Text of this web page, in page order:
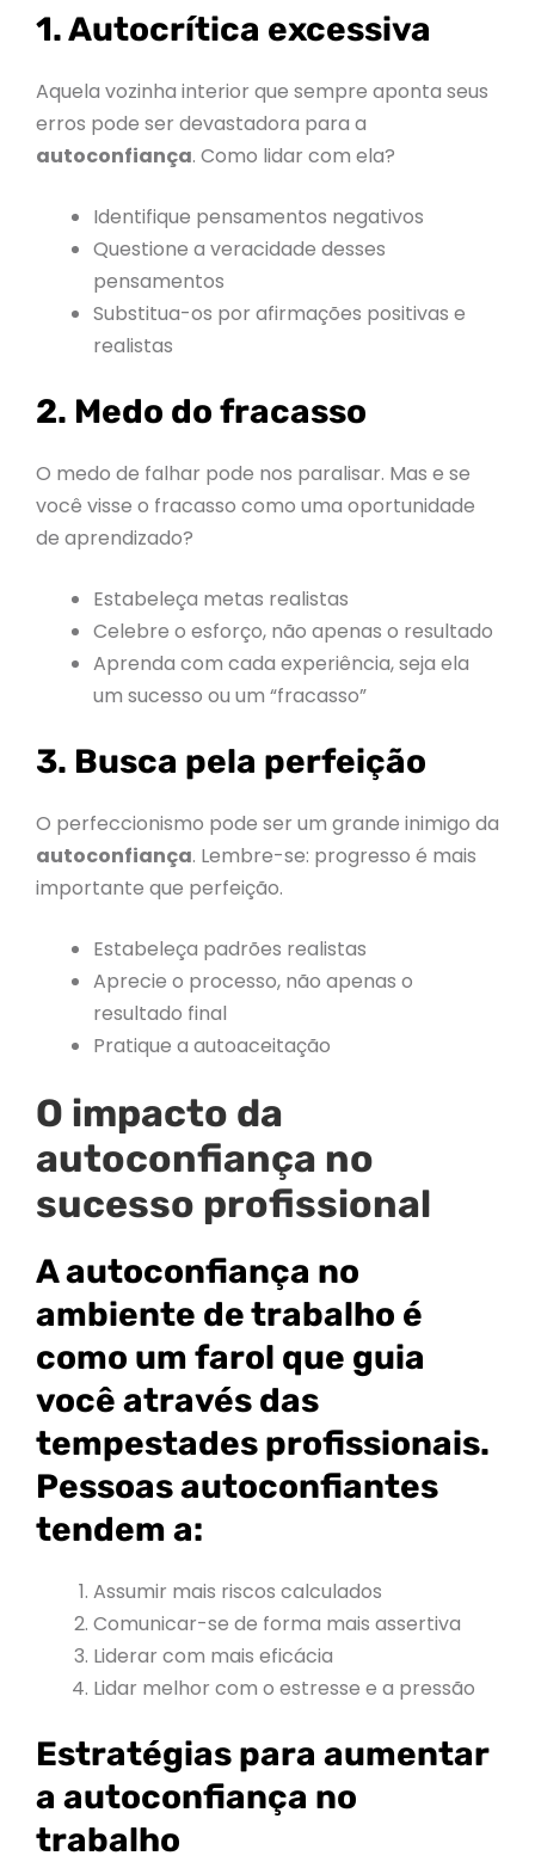
1. Autocrítica excessiva
Aquela vozinha interior que sempre aponta seus
erros pode ser devastadora para a
autoconfiança. Como lidar com ela?
Identifique pensamentos negativos
Questione a veracidade desses
pensamentos
Substitua-os por afirmações positivas e
realistas
2. Medo do fracasso
O medo de falhar pode nos paralisar. Mas e se
você visse o fracasso como uma oportunidade
de aprendizado?
Estabeleça metas realistas
Celebre o esforço, não apenas o resultado
Aprenda com cada experiência, seja ela
um sucesso ou um “fracasso”
3. Busca pela perfeição
O perfeccionismo pode ser um grande inimigo da
autoconfiança. Lembre-se: progresso é mais
importante que perfeição.
Estabeleça padrões realistas
Aprecie o processo, não apenas o
resultado final
Pratique a autoaceitação
O impacto da
autoconfiança no
sucesso profissional
A autoconfiança no
ambiente de trabalho é
como um farol que guia
você através das
tempestades profissionais.
Pessoas autoconfiantes
tendem a:
Assumir mais riscos calculados
Comunicar-se de forma mais assertiva
Liderar com mais eficácia
Lidar melhor com o estresse e a pressão
Estratégias para aumentar
a autoconfiança no
trabalho